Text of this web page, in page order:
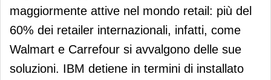
maggiormente attive nel mondo retail: più del
60% dei retailer internazionali, infatti, come
Walmart e Carrefour si avvalgono delle sue
soluzioni. IBM detiene in termini di installato